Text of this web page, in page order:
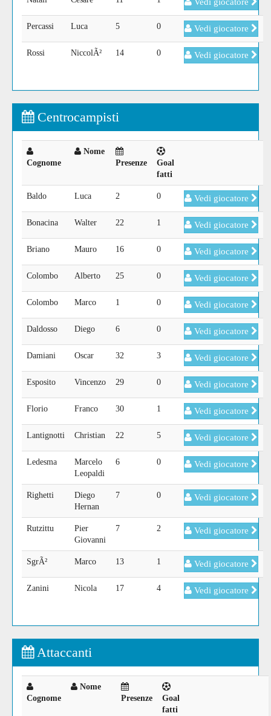
Percassi Luca 5 0 Vedi giocatore
Rossi NiccolÃ² 14 0 Vedi giocatore
Centrocampisti
Cognome
Nome
Presenze
Goal
fatti
Baldo Luca 2 0 Vedi giocatore
Bonacina Walter 22 1 Vedi giocatore
Briano Mauro 16 0 Vedi giocatore
Colombo Alberto 25 0 Vedi giocatore
Colombo Marco 1 0 Vedi giocatore
Daldosso Diego 6 0 Vedi giocatore
Damiani Oscar 32 3 Vedi giocatore
Esposito Vincenzo 29 0 Vedi giocatore
Florio Franco 30 1 Vedi giocatore
Lantignotti Christian 22 5 Vedi giocatore
Ledesma
Marcelo
Leopaldi
6 0 Vedi giocatore
Righetti
Diego
Hernan
7 0 Vedi giocatore
Rutzittu
Pier
Giovanni
7 2 Vedi giocatore
SgrÃ² Marco 13 1 Vedi giocatore
Zanini Nicola 17 4 Vedi giocatore
Attaccanti
Cognome
Nome
Presenze
Goal
fatti